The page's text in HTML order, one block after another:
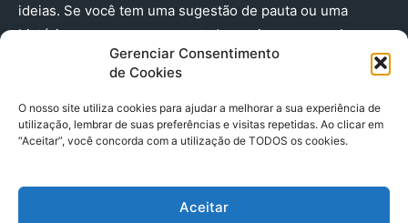
Gerenciar Consentimento
de Cookies
O nosso site utiliza cookies para ajudar a melhorar a sua experiência de
utilização, lembrar de suas preferências e visitas repetidas. Ao clicar em
“Aceitar”, você concorda com a utilização de TODOS os cookies.
Aceitar
ideias. Se você tem uma sugestão de pauta ou uma
história que merece ser contada, envie-nos agora!
(91) 98224 - 3111